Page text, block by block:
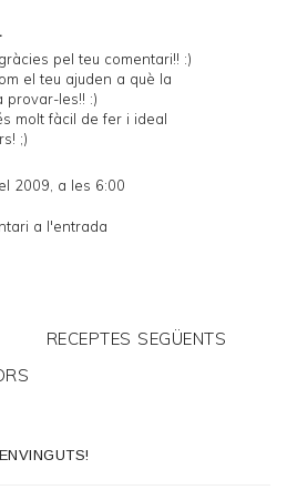
pel teu comentari!! :)
el teu ajuden a què la
provar-les!! :)
molt fàcil de fer i ideal
;)
2009, a les 6:00
a l'entrada
RECEPTES SEGÜENTS